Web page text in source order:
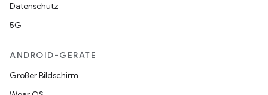
Datenschutz
5G
ANDROID-GERÄTE
Großer Bildschirm